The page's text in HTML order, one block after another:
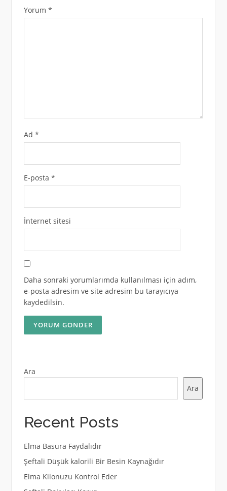
Yorum *
Ad *
E-posta *
İnternet sitesi
Daha sonraki yorumlarımda kullanılması için adım,
e-posta adresim ve site adresim bu tarayıcıya
kaydedilsin.
Ara
Ara
Recent Posts
Elma Basura Faydalıdır
Şeftali Düşük kalorili Bir Besin Kaynağıdır
Elma Kilonuzu Kontrol Eder